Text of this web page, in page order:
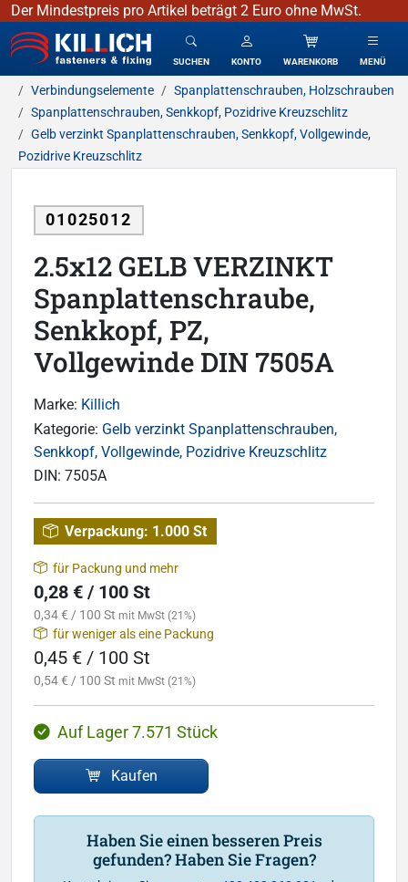
Der Mindestpreis pro Artikel beträgt 2 Euro ohne MwSt.
KILLICH - Verbindungselemente
SUCHEN KONTO WARENKORB MENÜ
Verbindungselemente
Spanplattenschrauben, Holzschrauben
Spanplattenschrauben, Senkkopf, Pozidrive Kreuzschlitz
Gelb verzinkt Spanplattenschrauben, Senkkopf, Vollgewinde,
Pozidrive Kreuzschlitz
01025012
2.5x12 GELB VERZINKT
Spanplattenschraube,
Senkkopf, PZ,
Vollgewinde DIN 7505A
Marke: Killich
Kategorie: Gelb verzinkt Spanplattenschrauben,
Senkkopf, Vollgewinde, Pozidrive Kreuzschlitz
DIN: 7505A
Verpackung: 1.000 St
für Packung und mehr
0,28 € / 100 St
0,34 € / 100 St mit MwSt (21%)
für weniger als eine Packung
0,45 € / 100 St
0,54 € / 100 St mit MwSt (21%)
Auf Lager 7.571 Stück
Kaufen
Haben Sie einen besseren Preis
gefunden? Haben Sie Fragen?